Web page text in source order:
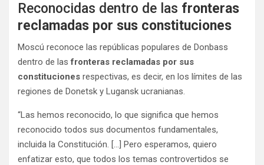
Reconocidas dentro de las fronteras
reclamadas por sus constituciones
Moscú reconoce las repúblicas populares de Donbass
dentro de lasfronteras reclamadas por sus
constituciones respectivas, es decir, en los límites de las
regiones de Donetsk y Lugansk ucranianas.
“Las hemos reconocido, lo que significa que hemos
reconocido todos sus documentos fundamentales,
incluida la Constitución. […] Pero esperamos, quiero
enfatizar esto, que todos los temas controvertidos se